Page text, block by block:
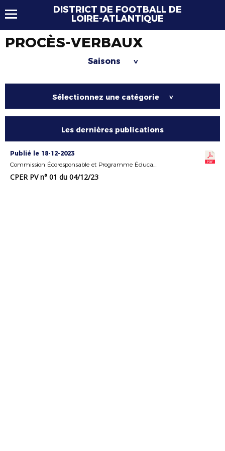
DISTRICT DE FOOTBALL DE
LOIRE-ATLANTIQUE
PROCÈS-VERBAUX
Saisons >
Sélectionnez une catégorie >
Les dernières publications
Publié le 18-12-2023
Commission Écoresponsable et Programme Éducatif Fédéral
CPER PV n° 01 du 04/12/23